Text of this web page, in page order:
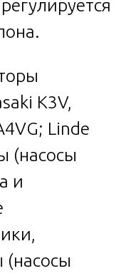
K3V,
Linde
(насосы
и
(насосы